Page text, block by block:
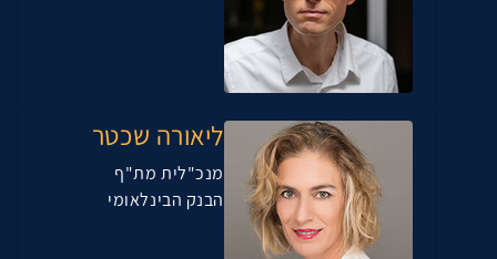
ליאורה שכטר
מנכ"לית מת"ף
הבנק הבינלאומי